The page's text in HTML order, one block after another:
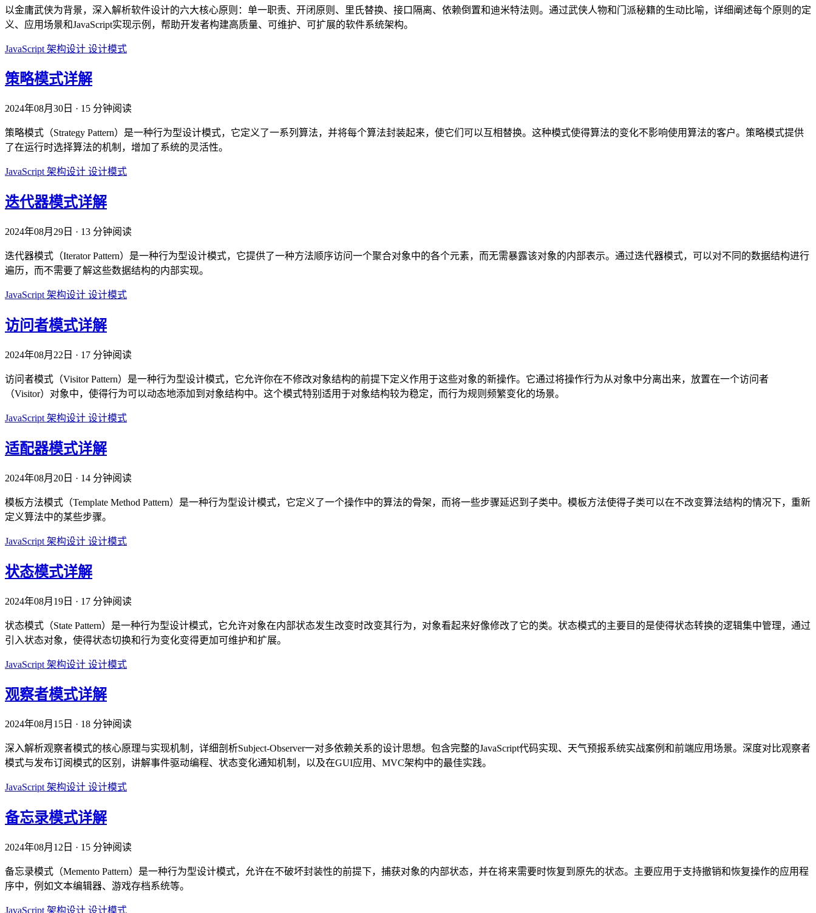
以金庸武侠为背景，深入解析软件设计的六大核心原则：单一职责、开闭原则、里氏替换、接口隔离、依赖倒置和迪米特法则。通过武侠人物和门派秘籍的生动比喻，详细阐述每个原则的定
义、应用场景和JavaScript实现示例，帮助开发者构建高质量、可维护、可扩展的软件系统架构。
JavaScript 架构设计 设计模式
策略模式详解
2024年08月30日 · 15 分钟阅读
策略模式（Strategy Pattern）是一种行为型设计模式，它定义了一系列算法，并将每个算法封装起来，使它们可以互相替换。这种模式使得算法的变化不影响使用算法的客户。策略模式提供
了在运行时选择算法的机制，增加了系统的灵活性。
JavaScript 架构设计 设计模式
迭代器模式详解
2024年08月29日 · 13 分钟阅读
迭代器模式（Iterator Pattern）是一种行为型设计模式，它提供了一种方法顺序访问一个聚合对象中的各个元素，而无需暴露该对象的内部表示。通过迭代器模式，可以对不同的数据结构进行
遍历，而不需要了解这些数据结构的内部实现。
JavaScript 架构设计 设计模式
访问者模式详解
2024年08月22日 · 17 分钟阅读
访问者模式（Visitor Pattern）是一种行为型设计模式，它允许你在不修改对象结构的前提下定义作用于这些对象的新操作。它通过将操作行为从对象中分离出来，放置在一个访问者
（Visitor）对象中，使得行为可以动态地添加到对象结构中。这个模式特别适用于对象结构较为稳定，而行为规则频繁变化的场景。
JavaScript 架构设计 设计模式
适配器模式详解
2024年08月20日 · 14 分钟阅读
模板方法模式（Template Method Pattern）是一种行为型设计模式，它定义了一个操作中的算法的骨架，而将一些步骤延迟到子类中。模板方法使得子类可以在不改变算法结构的情况下，重新
定义算法中的某些步骤。
JavaScript 架构设计 设计模式
状态模式详解
2024年08月19日 · 17 分钟阅读
状态模式（State Pattern）是一种行为型设计模式，它允许对象在内部状态发生改变时改变其行为，对象看起来好像修改了它的类。状态模式的主要目的是使得状态转换的逻辑集中管理，通过
引入状态对象，使得状态切换和行为变化变得更加可维护和扩展。
JavaScript 架构设计 设计模式
观察者模式详解
2024年08月15日 · 18 分钟阅读
深入解析观察者模式的核心原理与实现机制，详细剖析Subject-Observer一对多依赖关系的设计思想。包含完整的JavaScript代码实现、天气预报系统实战案例和前端应用场景。深度对比观察者
模式与发布订阅模式的区别，讲解事件驱动编程、状态变化通知机制，以及在GUI应用、MVC架构中的最佳实践。
JavaScript 架构设计 设计模式
备忘录模式详解
2024年08月12日 · 15 分钟阅读
备忘录模式（Memento Pattern）是一种行为型设计模式，允许在不破坏封装性的前提下，捕获对象的内部状态，并在将来需要时恢复到原先的状态。主要应用于支持撤销和恢复操作的应用程
序中，例如文本编辑器、游戏存档系统等。
JavaScript 架构设计 设计模式